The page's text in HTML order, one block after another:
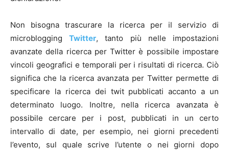
Non bisogna trascurare la ricerca per il servizio di
microbloggingTwitter, tanto più nelle impostazioni
avanzate della ricerca per Twitter è possibile impostare
vincoli geografici e temporali per i risultati di ricerca. Ciò
significa che la ricerca avanzata per Twitter permette di
specificare la ricerca dei twit pubblicati accanto a un
determinato luogo. Inoltre, nella ricerca avanzata è
possibile cercare per i post, pubblicati in un certo
intervallo di date, per esempio, nei giorni precedenti
l’evento, sul quale scrive l’utente o nei giorni dopo